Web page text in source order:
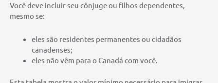
Você deve incluir seu cônjuge ou filhos dependentes,
mesmo se:
eles são residentes permanentes ou cidadãos
canadenses;
eles não vêm para o Canadá com você.